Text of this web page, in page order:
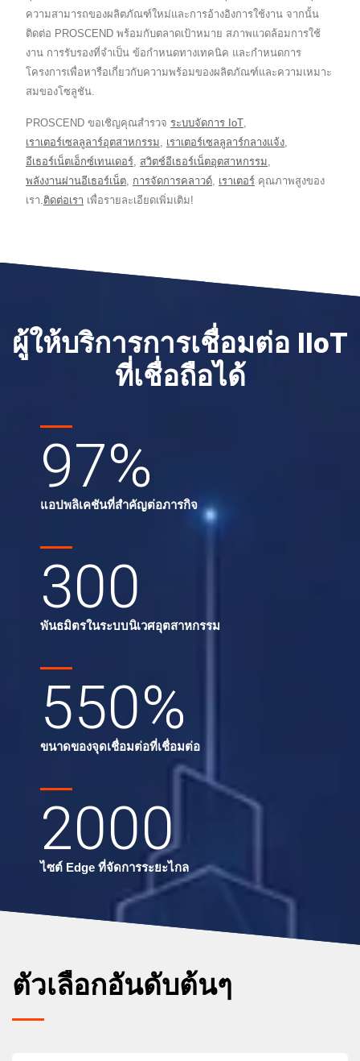
ความสามารถของผลิตภัณฑ์ใหม่และการอ้างอิงการใช้งาน จากนั้น
ติดต่อ PROSCEND พร้อมกับตลาดเป้าหมาย สภาพแวดล้อมการใช้
งาน การรับรองที่จำเป็น ข้อกำหนดทางเทคนิค และกำหนดการ
โครงการเพื่อหารือเกี่ยวกับความพร้อมของผลิตภัณฑ์และความเหมาะ
สมของโซลูชัน.
PROSCEND ขอเชิญคุณสำรวจ ระบบจัดการ IoT
เราเตอร์เซลลูลาร์อุตสาหกรรม
เราเตอร์เซลลูลาร์กลางแจ้ง
อีเธอร์เน็ตเอ็กซ์เทนเดอร์ สวิตช์อีเธอร์เน็ตอุตสาหกรรม
พลังงานผ่านอีเธอร์เน็ต การจัดการคลาวด์ เราเตอร์ คุณภาพสูงของ
เรา. ติดต่อเรา เพื่อรายละเอียดเพิ่มเติม!
ผู้ให้บริการการเชื่อมต่อ IIoT
ที่เชื่อถือได้
97%
แอปพลิเคชันที่สำคัญต่อภารกิจ
300
พันธมิตรในระบบนิเวศอุตสาหกรรม
550%
ขนาดของจุดเชื่อมต่อที่เชื่อมต่อ
2000
ไซต์ Edge ที่จัดการระยะไกล
ตัวเลือกอันดับต้นๆ